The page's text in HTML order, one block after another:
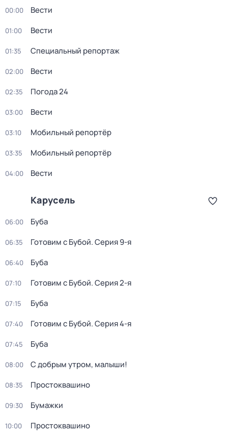
00:00 Вести
01:00 Вести
01:35 Специальный репортаж
02:00 Вести
02:35 Погода 24
03:00 Вести
03:10 Мобильный репортёр
03:35 Мобильный репортёр
04:00 Вести
Карусель
06:00 Буба
06:35 Готовим с Бубой. Серия 9-я
06:40 Буба
07:10 Готовим с Бубой. Серия 2-я
07:15 Буба
07:40 Готовим с Бубой. Серия 4-я
07:45 Буба
08:00 С добрым утром, малыши!
08:35 Простоквашино
09:30 Бумажки
10:00 Простоквашино